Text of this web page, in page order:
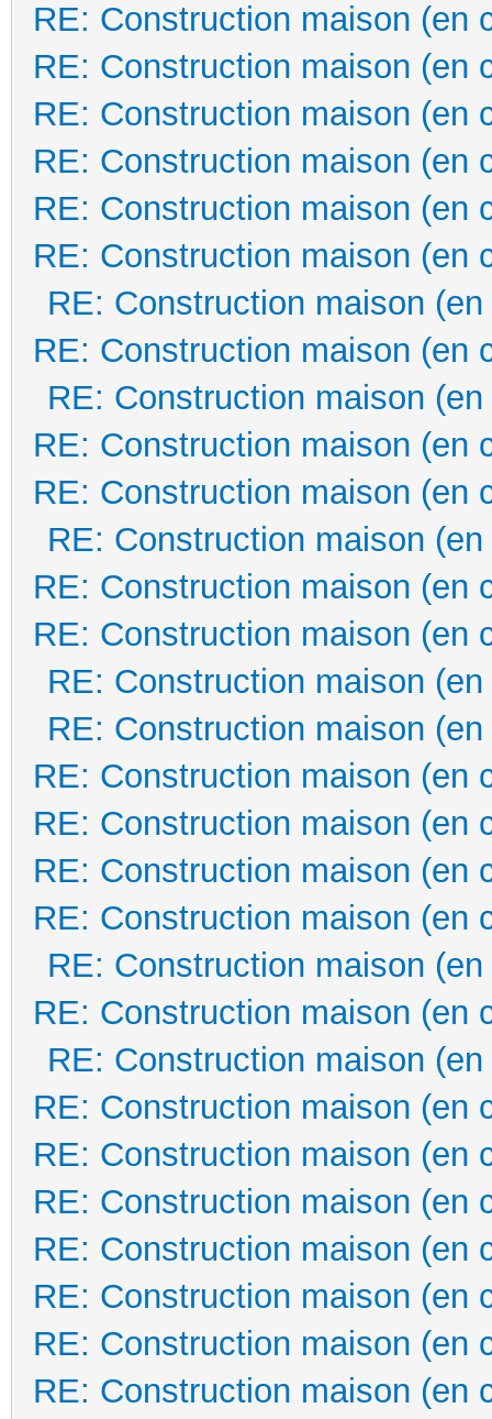
RE: Construction maison (en
RE: Construction maison (en
RE: Construction maison (en
RE: Construction maison (en
RE: Construction maison (en
RE: Construction maison (en
RE: Construction maison
RE: Construction maison (en
RE: Construction maison
RE: Construction maison (en
RE: Construction maison (en
RE: Construction maison
RE: Construction maison (en
RE: Construction maison (en
RE: Construction maison
RE: Construction maison
RE: Construction maison (en
RE: Construction maison (en
RE: Construction maison (en
RE: Construction maison (en
RE: Construction maison
RE: Construction maison (en
RE: Construction maison
RE: Construction maison (en
RE: Construction maison (en
RE: Construction maison (en
RE: Construction maison (en
RE: Construction maison (en
RE: Construction maison (en
RE: Construction maison (en